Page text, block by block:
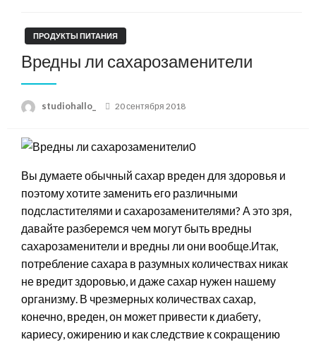
ПРОДУКТЫ ПИТАНИЯ
Вредны ли сахарозаменители
studiohallo_
Posted
20 сентября 2018
Вы думаете обычный сахар вреден для здоровья и
поэтому хотите заменить его различными
подсластителями и сахарозаменителями? А это зря,
давайте разберемся чем могут быть вредны
сахарозаменители и вредны ли они вообще.Итак,
потребление сахара в разумных количествах никак
не вредит здоровью, и даже сахар нужен нашему
организму. В чрезмерных количествах сахар,
конечно, вреден, он может привести к диабету,
кариесу, ожирению и как следствие к сокращению